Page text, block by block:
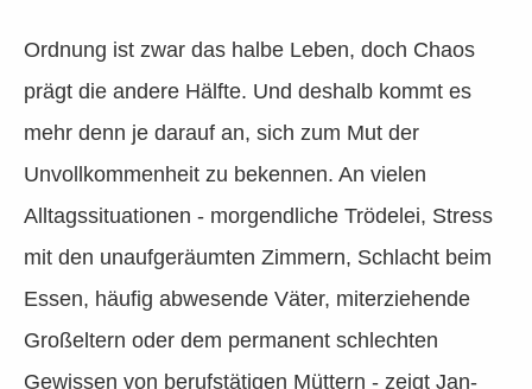
Ordnung ist zwar das halbe Leben, doch Chaos
prägt die andere Hälfte. Und deshalb kommt es
mehr denn je darauf an, sich zum Mut der
Unvollkommenheit zu bekennen. An vielen
Alltagssituationen - morgendliche Trödelei, Stress
mit den unaufgeräumten Zimmern, Schlacht beim
Essen, häufig abwesende Väter, miterziehende
Großeltern oder dem permanent schlechten
Gewissen von berufstätigen Müttern - zeigt Jan-